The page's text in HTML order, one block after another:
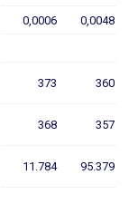
0,0006 0,0048
373 360
368 357
11.784 95.379